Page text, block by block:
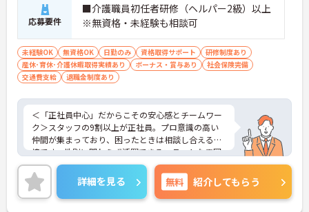
応募要件
■介護職員初任者研修（ヘルパー2級）以上
※無資格・未経験も相談可
未経験OK 無資格OK 日勤のみ 資格取得サポート
研修制度あり
産休･育休･介護休暇取得実績あり
ボーナス・賞与あり
社会保険完備
交通費支給
退職金制度あり
＜「正社員中心」だからこその安心感とチームワー
ク＞スタッフの9割以上が正社員。プロ意識の高い
仲間が集まっており、困ったときは相談し合える環
境です。性別に関わらず活躍できるフラットな雰囲
気があります。
＜電動自転車でラクラク移動！身体への負担を軽減
＞会社から1人1台、専用の電動自転車が支給されま
す（一部例外あり）。お客様のご自宅への移動が快
詳細を見る 無料 紹介してもらう